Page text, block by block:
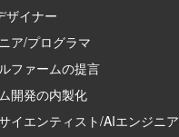
ザイナー
ア/プログラマ
ファームの提言
開発の内製化
イエンティスト/AIエンジニア